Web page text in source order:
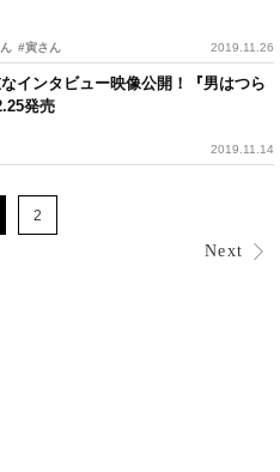
#寅さん 2019.11.26
インタビュー映像公開！『男はつら
発売
2019.11.14
2
Next